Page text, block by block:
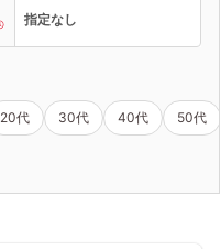
指定なし
20代 30代 40代 50代